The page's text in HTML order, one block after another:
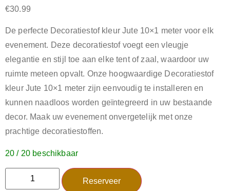
€30.99
De perfecte Decoratiestof kleur Jute 10×1 meter voor elk
evenement. Deze decoratiestof voegt een vleugje
elegantie en stijl toe aan elke tent of zaal, waardoor uw
ruimte meteen opvalt. Onze hoogwaardige Decoratiestof
kleur Jute 10×1 meter zijn eenvoudig te installeren en
kunnen naadloos worden geïntegreerd in uw bestaande
decor. Maak uw evenement onvergetelijk met onze
prachtige decoratiestoffen.
20 / 20 beschikbaar
Reserveer